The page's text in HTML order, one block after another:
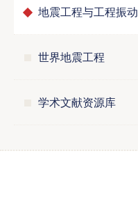
地震工程与工程振动
世界地震工程
学术文献资源库